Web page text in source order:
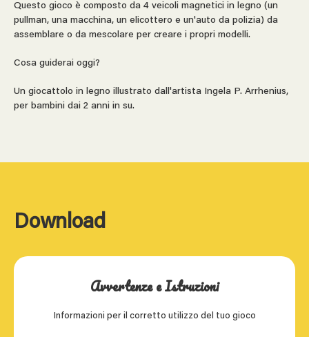
Questo gioco è composto da 4 veicoli magnetici in legno (un
pullman, una macchina, un elicottero e un'auto da polizia) da
assemblare o da mescolare per creare i propri modelli.
Cosa guiderai oggi?
Un giocattolo in legno illustrato dall'artista Ingela P. Arrhenius,
per bambini dai 2 anni in su.
Download
Avvertenze e Istruzioni
Informazioni per il corretto utilizzo del tuo gioco